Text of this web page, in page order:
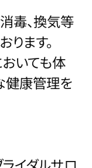
毒、換気等
ます。
いても体
健康管理を